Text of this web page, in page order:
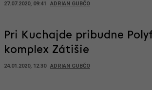
27.07.2020, 09:41 ADRIAN GUBČO
Pri Kuchajde pribudne
komplex Zátišie
24.01.2020, 12:30 ADRIAN GUBČO